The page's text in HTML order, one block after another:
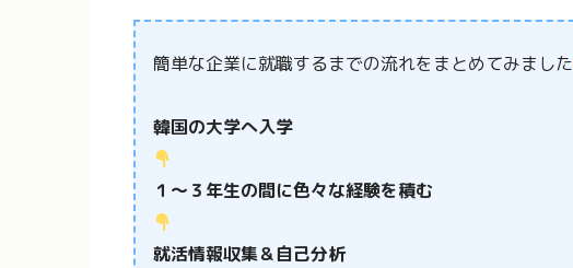
簡単な企業に就職するまでの流れをまとめてみました
韓国の大学へ入学
１〜３年生の間に色々な経験を積む
就活情報収集＆自己分析